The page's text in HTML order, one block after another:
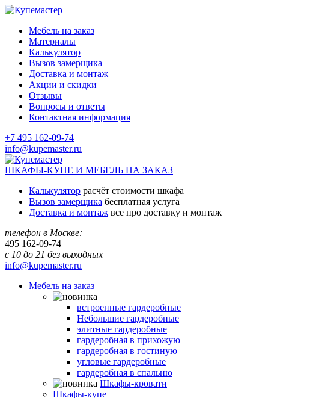
Мебель на заказ
Материалы
Калькулятор
Вызов замерщика
Доставка и монтаж
Акции и скидки
Отзывы
Вопросы и ответы
Контактная информация
+7 495 162-09-74
info@kupemaster.ru
ШКАФЫ-КУПЕ И МЕБЕЛЬ НА ЗАКАЗ
Калькулятор расчёт стоимости шкафа
Вызов замерщика бесплатная услуга
Доставка и монтаж все про доставку и монтаж
телефон в Москве:
495 162-09-74
с 10 до 21 без выходных
info@kupemaster.ru
Мебель на заказ
встроенные гардеробные
Небольшие гардеробные
элитные гардеробные
гардеробная в прихожую
гардеробная в гостиную
угловые гардеробные
гардеробная в спальню
Шкафы-кровати
Шкафы-купе